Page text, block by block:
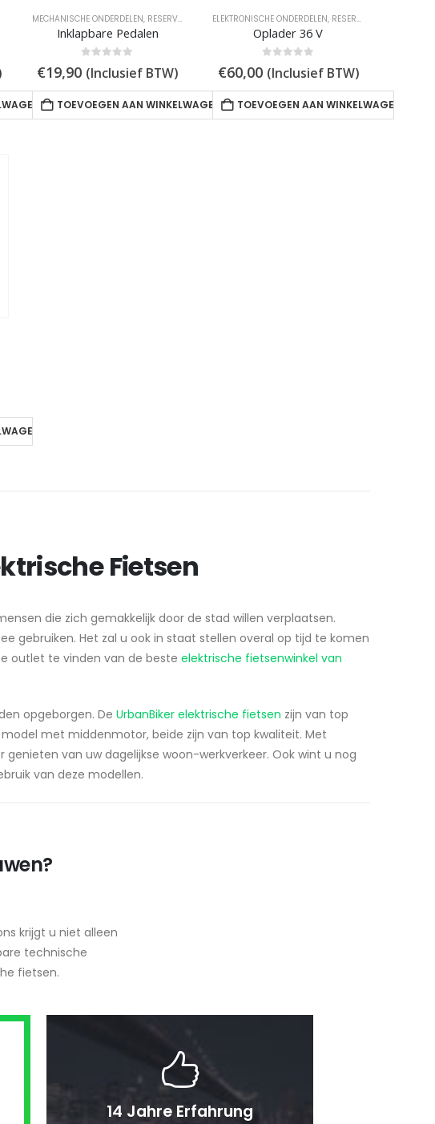
MECHANISCHE ONDERDELEN, RESERVEONDERDELEN
Inklapbare Pedalen
€19,90 (Inclusief BTW)
TOEVOEGEN AAN WINKELWAGEN
ELEKTRONISCHE ONDERDELEN, RESERVEONDERDELEN
Oplader 36 V
€60,00 (Inclusief BTW)
TOEVOEGEN AAN WINKELWAGEN
Fietsen
die zich gemakkelijk door de stad willen verplaatsen.
gebruiken. Het zal u ook in staat stellen overal op tijd te komen
outlet te vinden van de besteelektrische fietsenwinkel van
opgeborgen. DeUrbanBiker elektrische fietsen zijn van top
met middenmotor, beide zijn van top kwaliteit. Met
van uw dagelijkse woon-werkverkeer. Ook wint u nog
van deze modellen.
krijgt u niet alleen
technische
fietsen.
14 Jahre Erfahrung